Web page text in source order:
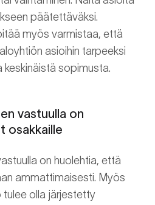
päätettäväksi.
myös varmistaa, että
asioihin tarpeeksi
sopimusta.
vastuulla on
osakkaille
on huolehtia, että
ammattimaisesti. Myös
tulee olla järjestetty